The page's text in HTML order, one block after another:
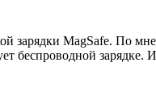
зарядки MagSafe. По
беспроводной